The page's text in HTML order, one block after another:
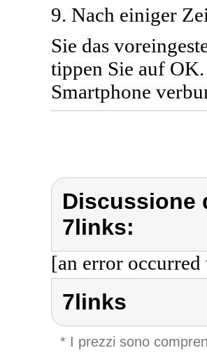
9. Nach einiger
Sie das
tippen Sie auf
Smartphone
Discussione
7links:
[an error
7links
* I prezzi sono